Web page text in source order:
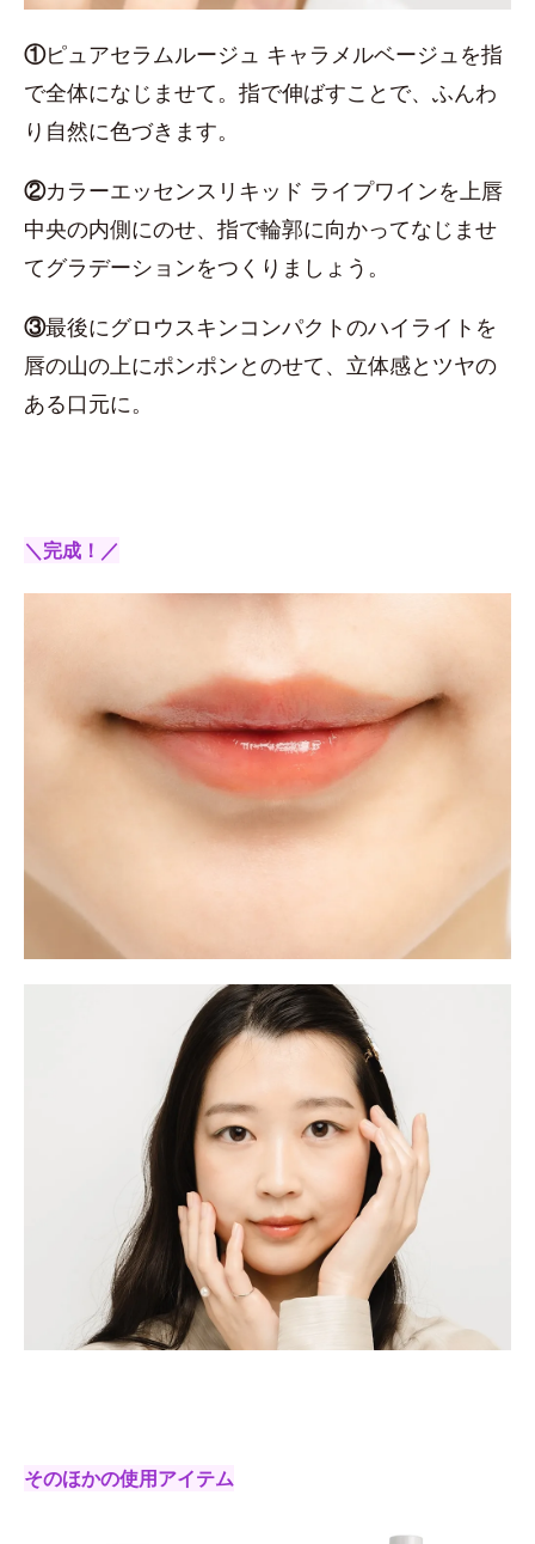
①ピュアセラムルージュ キャラメルベージュを指
で全体になじませて。指で伸ばすことで、ふんわ
り自然に色づきます。
②カラーエッセンスリキッド ライプワインを上唇
中央の内側にのせ、指で輪郭に向かってなじませ
てグラデーションをつくりましょう。
③最後にグロウスキンコンパクトのハイライトを
唇の山の上にポンポンとのせて、立体感とツヤの
ある口元に。
＼完成！／
そのほかの使用アイテム